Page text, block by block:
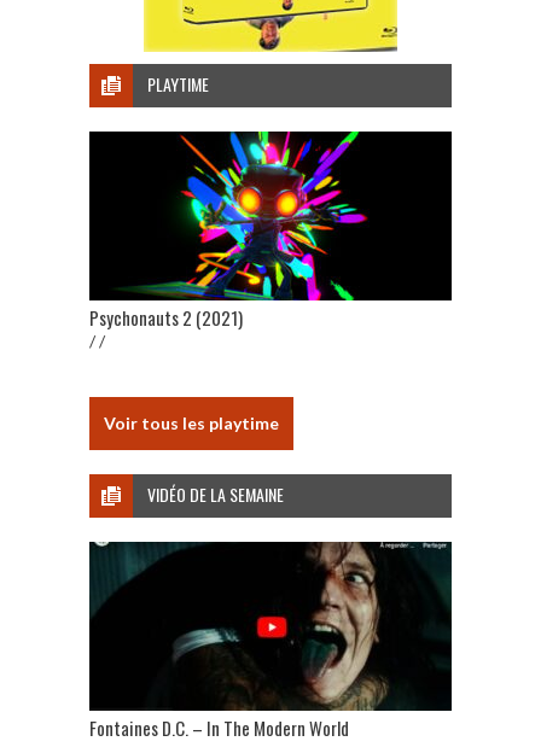
PLAYTIME
Psychonauts 2 (2021)
/ /
Voir tous les playtime
VIDÉO DE LA SEMAINE
Fontaines D.C. – In The Modern World